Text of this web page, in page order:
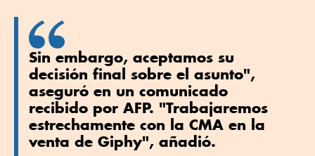
Sin embargo, aceptamos su
decisión final sobre el asunto",
aseguró en un comunicado
recibido por AFP. "Trabajaremos
estrechamente con la CMA en la
venta de Giphy", añadió.